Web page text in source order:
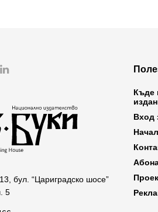
бул. “Цариградско шосе”
5
Къде
Вход